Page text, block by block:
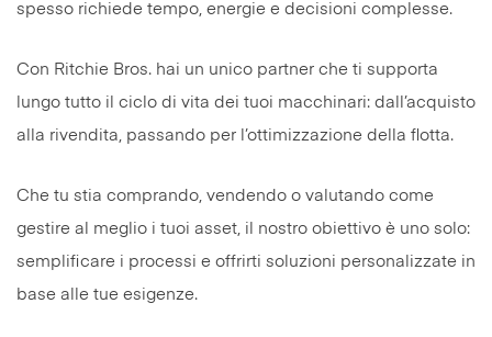
spesso richiede tempo, energie e decisioni complesse.
Con Ritchie Bros. hai un unico partner che ti supporta
lungo tutto il ciclo di vita dei tuoi macchinari: dall’acquisto
alla rivendita, passando per l’ottimizzazione della flotta.
Che tu stia comprando, vendendo o valutando come
gestire al meglio i tuoi asset, il nostro obiettivo è uno solo:
semplificare i processi e offrirti soluzioni personalizzate in
base alle tue esigenze.